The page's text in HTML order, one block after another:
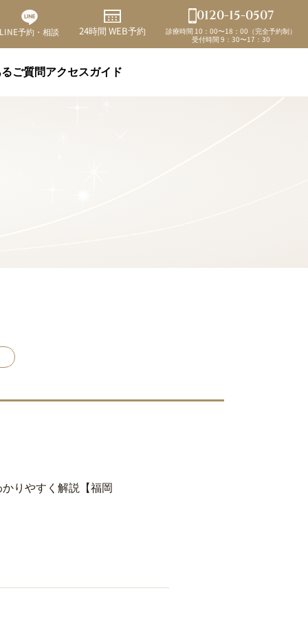
LINE予約・相談 24時間 WEB予約
0120-15-0507
診療時間 10：00〜18：00（完全予約制）
受付時間 9：30〜17：30
ご質問アクセスガイド
りやすく解説【福岡